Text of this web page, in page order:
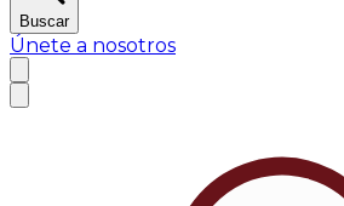
Buscar
Únete a nosotros